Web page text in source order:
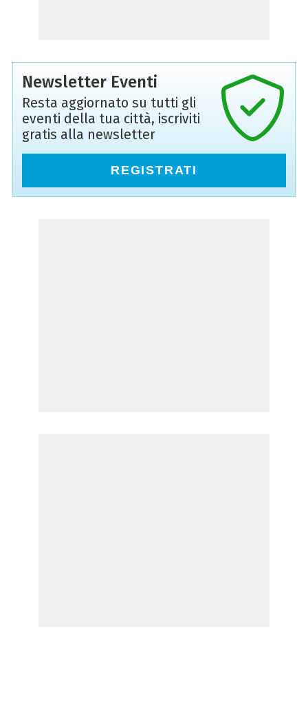
Newsletter Eventi
Resta aggiornato su tutti gli
eventi della tua città, iscriviti
gratis alla newsletter
REGISTRATI